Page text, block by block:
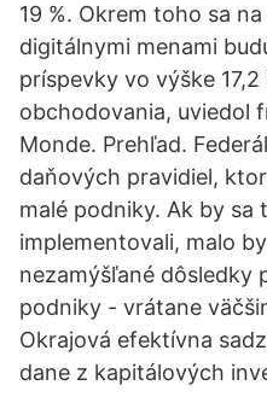
19 %. Okrem toho sa
digitálnymi menami
príspevky vo výške
obchodovania, uviedol
Monde. Prehľad.
daňových pravidiel,
malé podniky. Ak by sa
implementovali, malo
nezamýšľané dôsledky
podniky - vrátane
Okrajová efektívna
dane z kapitálových